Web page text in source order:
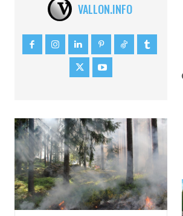
VALLON.INFO